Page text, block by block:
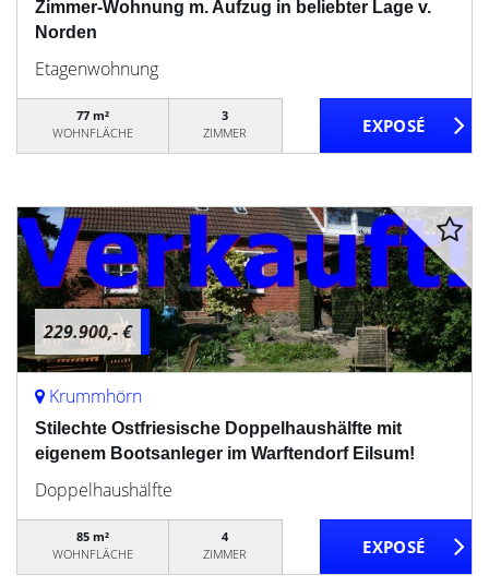
Zimmer-Wohnung m. Aufzug in beliebter Lage v.
Norden
Etagenwohnung
77 m²
WOHNFLÄCHE
3
ZIMMER
229.900,- €
Krummhörn
Stilechte Ostfriesische Doppelhaushälfte mit
eigenem Bootsanleger im Warftendorf Eilsum!
Doppelhaushälfte
85 m²
WOHNFLÄCHE
4
ZIMMER